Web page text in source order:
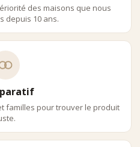
des maisons que nous
depuis 10 ans.
familles pour trouver le produit